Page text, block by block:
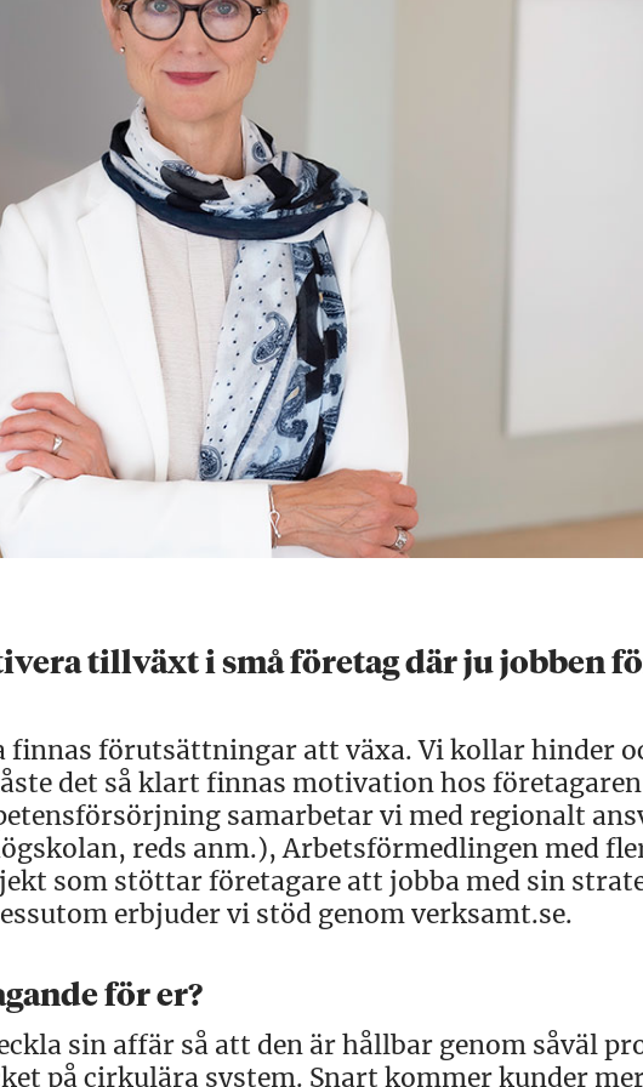
tillväxt i små företag där ju jobben
finnas förutsättningar att växa. Vi kollar hinder
det så klart finnas motivation hos
samarbetar vi med regionalt
reds anm.), Arbetsförmedlingen med
som stöttar företagare att jobba med sin
erbjuder vi stöd genom verksamt.se.
för er?
sin affär så att den är hållbar genom såväl
på cirkulära system. Snart kommer kunder